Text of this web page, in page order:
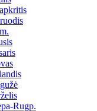
Rugp.